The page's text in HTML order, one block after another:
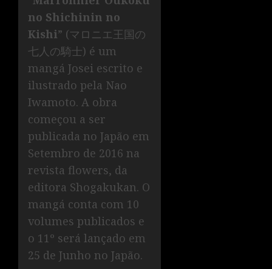
no Shichinin no
Kishi” (マロニエ王国の
七人の騎士) é um
mangá Josei escrito e
ilustrado pela Nao
Iwamoto. A obra
começou a ser
publicada no Japão em
Setembro de 2016 na
revista flowers, da
editora Shogakukan. O
mangá conta com 10
volumes publicados e
o 11º será lançado em
25 de Junho no Japão.